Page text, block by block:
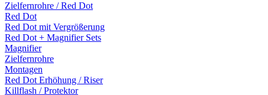
Zielfernrohre / Red Dot
Red Dot
Red Dot mit Vergrößerung
Red Dot + Magnifier Sets
Magnifier
Zielfernrohre
Montagen
Red Dot Erhöhung / Riser
Killflash / Protektor